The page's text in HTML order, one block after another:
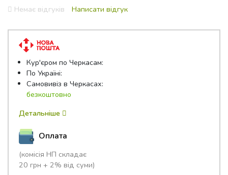
0
outНемає відгуків Написати відгук
Кур'єром по Черкасам:
По Україні:
Самовивіз в Черкасах:
безкоштовно
Детальніше
Оплата
(комісія НП складає
20 грн + 2% від суми)